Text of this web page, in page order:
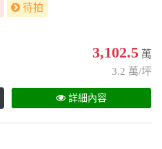
待拍
3,102.5 萬
3.2 萬/坪
詳細內容